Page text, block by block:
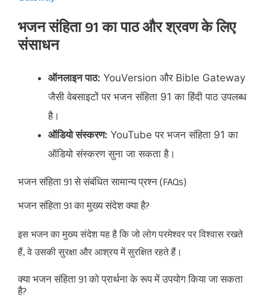
भजन संहिता 91 का पाठ और श्रवण के लिए
संसाधन
ऑनलाइन पाठ: YouVersion और Bible Gateway
जैसी वेबसाइटों पर भजन संहिता 91 का हिंदी पाठ उपलब्ध
है।
ऑडियो संस्करण: YouTube पर भजन संहिता 91 का
ऑडियो संस्करण सुना जा सकता है।​
भजन संहिता 91 से संबंधित सामान्य प्रश्न (FAQs)
भजन संहिता 91 का मुख्य संदेश क्या है?
इस भजन का मुख्य संदेश यह है कि जो लोग परमेश्वर पर विश्वास रखते
हैं, वे उसकी सुरक्षा और आश्रय में सुरक्षित रहते हैं।​
क्या भजन संहिता 91 को प्रार्थना के रूप में उपयोग किया जा सकता
है?